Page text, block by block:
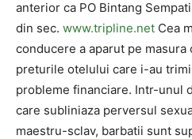
anterior ca PO Bintang
din sec. www.tripline.net Cea
conducere a aparut pe
preturile otelului care i-au
probleme financiare. Intr-unul
care subliniaza perversul
maestru-sclav, barbatii sunt